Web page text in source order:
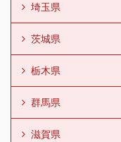
埼玉県
茨城県
栃木県
群馬県
滋賀県